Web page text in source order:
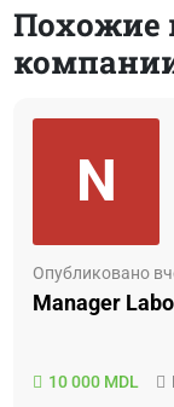
Похожие
N
Опубликовано
Manager
10 000 MDL